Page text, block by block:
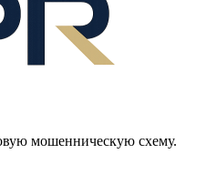
мошенническую схему.